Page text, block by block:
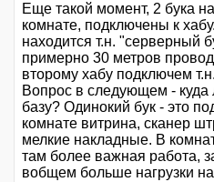
Еще такой момент, 2 бука
комнате, подключены к
находится т.н. "серверный
примерно 30 метров
второму хабу подключем
Вопрос в следующем -
базу? Одинокий бук - это
комнате витрина, сканер
мелкие накладные. В
там более важная работа,
вобщем больше нагрузки на